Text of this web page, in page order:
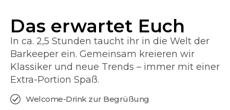
Das erwartet Euch
In ca. 2,5 Stunden taucht ihr in die Welt der
Barkeeper ein. Gemeinsam kreieren wir
Klassiker und neue Trends – immer mit einer
Extra-Portion Spaß.
Welcome-Drink zur Begrüßung